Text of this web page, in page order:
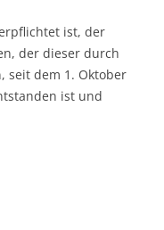
ist, der
der dieser durch
seit dem 1. Oktober
ist und